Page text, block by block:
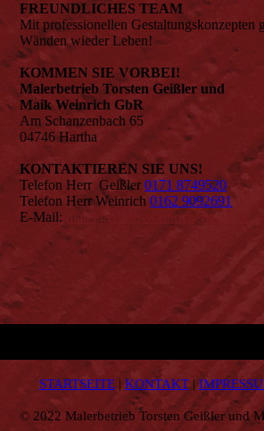
FREUNDLICHES TEAM
Mit professionellen Gestaltungskonzepten
Wänden wieder Leben!
KOMMEN SIE VORBEI!
Malerbetrieb Torsten Geißler und
Maik Weinrich GbR
Am Schanzenbach 65
04746 Hartha
KONTAKTIEREN SIE UNS!
Telefon Herr Geißler0171 8749520
Telefon Herr Weinrich0162 9092691
E-Mail:
maler.geissler-weinrich@gmx.de
STARTSEITE| KONTAKT|
© 2022 Malerbetrieb Torsten Geißler und